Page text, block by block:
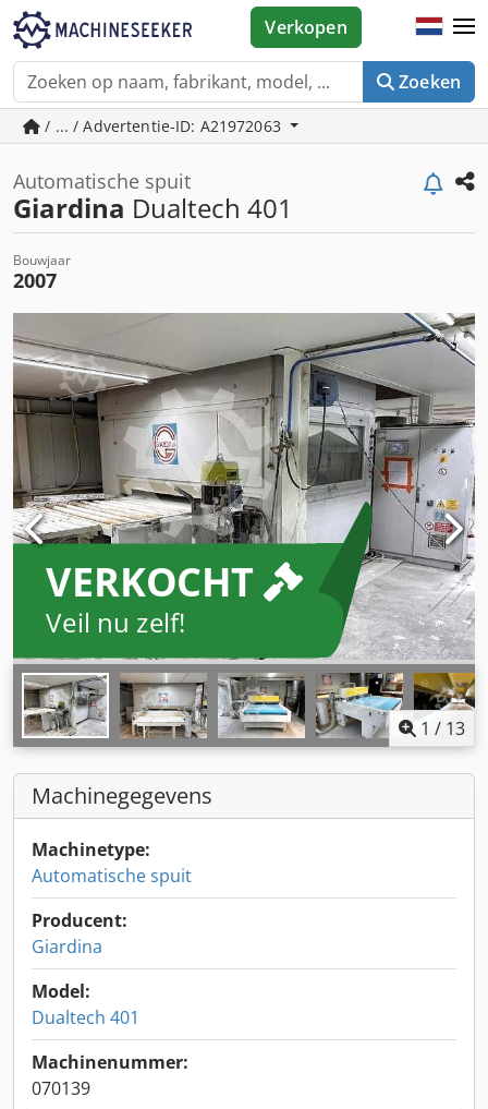
Zoeken
Verkopen
/ ... / Advertentie-ID: A21972063
Automatische spuit
Giardina Dualtech 401
Bouwjaar
2007
VERKOCHT
Veil nu zelf!
1 / 13
Machinegegevens
Machinetype:
Automatische spuit
Producent:
Giardina
Model:
Dualtech 401
Machinenummer:
070139